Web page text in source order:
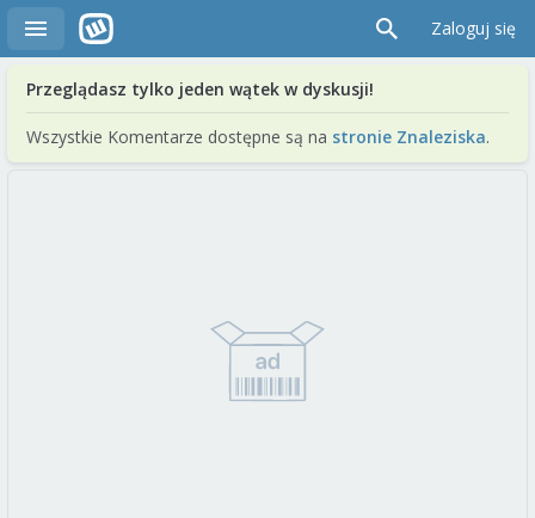
Zaloguj się
Przeglądasz tylko jeden wątek w dyskusji!
Wszystkie Komentarze dostępne są na stronie Znaleziska.